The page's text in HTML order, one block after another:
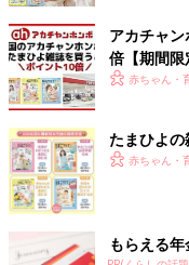
アカチャ
倍【期間限
赤ちゃん・
たまひよの
赤ちゃん・
もらえる